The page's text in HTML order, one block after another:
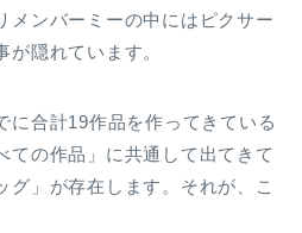
メンバーミーの中にはピクサー
隠れています。
に合計19作品を作ってきている
ての作品」に共通して出てきて
グ」が存在します。それが、こ